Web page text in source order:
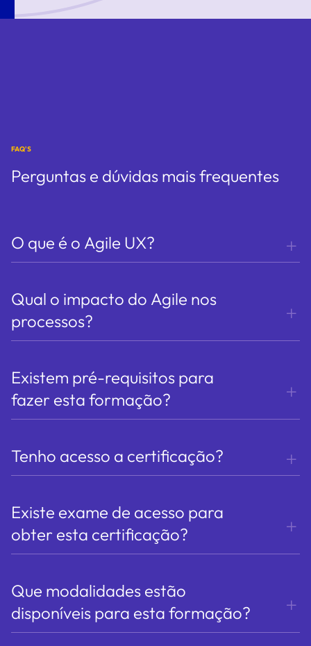
FAQ'S
Perguntas e dúvidas mais frequentes
O que é o Agile UX?
Qual o impacto do Agile nos
processos?
Existem pré-requisitos para
fazer esta formação?
Tenho acesso a certificação?
Existe exame de acesso para
obter esta certificação?
Que modalidades estão
disponíveis para esta formação?